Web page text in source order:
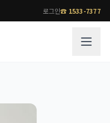
로그인☎ 1533-7377